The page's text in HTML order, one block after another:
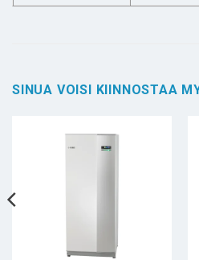
SINUA VOISI KIINNOSTAA